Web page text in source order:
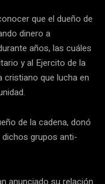
que el dueño de
dinero a
años, las cuáles
y al Ejercito de la
que lucha en
de la cadena, donó
grupos anti-